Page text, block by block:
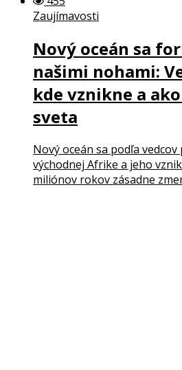
Zaujímavosti
Nový oceán sa
našimi nohami:
kde vznikne a
sveta
Nový oceán sa podľa
východnej Afrike a jeho
miliónov rokov zásadne